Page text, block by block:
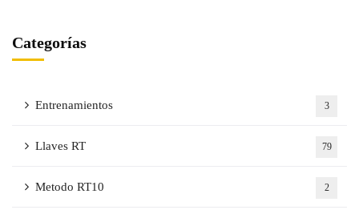
Categorías
Entrenamientos 3
Llaves RT 79
Metodo RT10 2